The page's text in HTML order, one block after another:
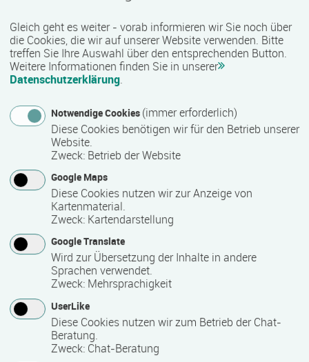
technische, gewerblich-handwerkliche sowie IT-bezogene
Qualifizierungen angeboten. Je nach Maßnahme besteht
zudem die Möglichkeit, anerkannte Zusatzqualifikationen
und Zertifikate zu erwerben, die den beruflichen Werdegang
Qualität und Besonderheiten:
Als zertifizierter Bildungsträger erfüllt COMCAVE die
Qualitätsanforderungen für die Förderung von
Weiterbildungsmaßnahmen durch öffentliche Kostenträger
wie die Agentur für Arbeit oder Jobcenter. Viele Angebote
sind nach der AZAV (Akkreditierungs- und
Zulassungsverordnung Arbeitsförderung) zugelassen und
damit förderfähig. Mit einem vielfältigen Bildungsangebot,
praxisnahen Inhalten und einer bundesweiten Präsenz
unterstützt COMCAVE Menschen bei ihrer beruflichen
Qualifizierung und Weiterbildung.
Kontakt
Gleich geht es weiter - vorab informieren wir Sie noch über
die Cookies, die wir auf unserer Website verwenden. Bitte
treffen Sie Ihre Auswahl über den entsprechenden Button.
Weitere Informationen finden Sie in unserer
Datenschutzerklärung.
Notwendige Cookies (immer erforderlich)
Diese Cookies benötigen wir für den Betrieb unserer
Website.
Zweck: Betrieb der Website
Google Maps
Diese Cookies nutzen wir zur Anzeige von
Kartenmaterial.
Zweck: Kartendarstellung
Google Translate
Wird zur Übersetzung der Inhalte in andere
Sprachen verwendet.
Zweck: Mehrsprachigkeit
UserLike
Diese Cookies nutzen wir zum Betrieb der Chat-
Beratung.
Zweck: Chat-Beratung